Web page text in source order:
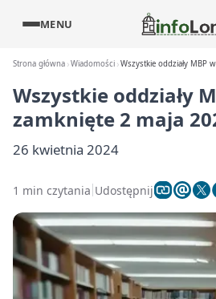
MENU
Strona główna Wiadomości Wszystkie oddziały MBP
Wszystkie oddziały
zamknięte 2 maja
26 kwietnia 2024
1 min czytania Udostępnij